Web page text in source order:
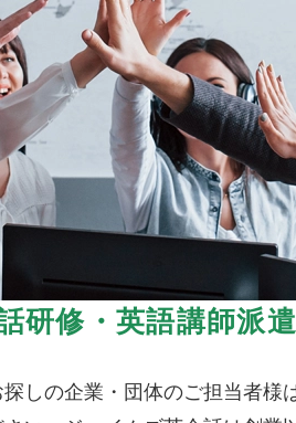
研修・英語講師派
しの企業・団体のご担当者